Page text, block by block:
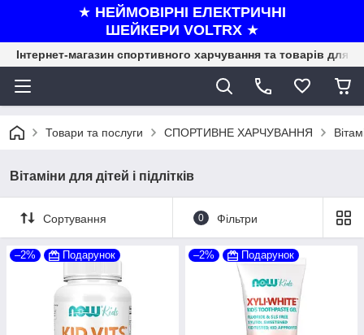
★ НЕЙМОВІРНІ ЕЛЕКТРИЧНІ
ШЕЙКЕРИ VOLTRX ★
Інтернет-магазин спортивного харчування та товарів для
Товари та послуги СПОРТИВНЕ ХАРЧУВАННЯ
Вітаміни для дітей і підлітків
Сортування 0 Фільтри
–2% Подарунок –2% Подарунок